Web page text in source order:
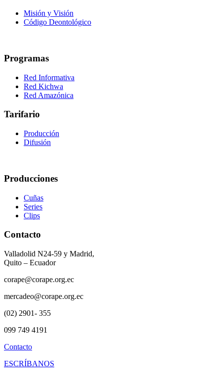
Misión y Visión
Código Deontológico
Programas
Red Informativa
Red Kichwa
Red Amazónica
Tarifario
Producción
Difusión
Producciones
Cuñas
Series
Clips
Contacto
Valladolid N24-59 y Madrid,
Quito – Ecuador
corape@corape.org.ec
mercadeo@corape.org.ec
(02) 2901- 355
099 749 4191
Contacto
ESCRÍBANOS